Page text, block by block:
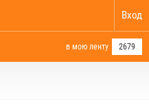
Вход
в мою ленту 2679